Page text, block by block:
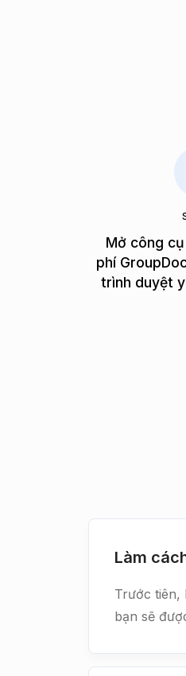
Mở công
phí
trình duyệt
Làm
Trước tiên,
bạn sẽ